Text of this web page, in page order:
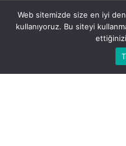
Bu web sitesinde en iyi deneyimi
Web sitemizde size en iyi
kullanıyoruz. Bu siteyi